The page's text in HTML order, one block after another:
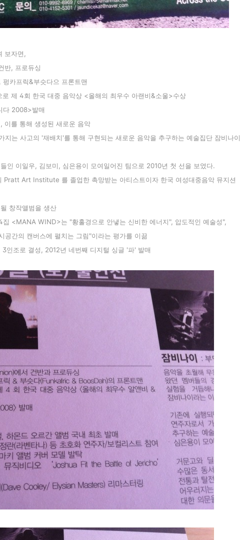
보자면 ,
반, 프로듀싱
프릭&부슷다으 프론트맨
제 4회 한국 대중 음악상 <올해의 최우수 아랜비&소울>수상
2008>발매
이를 통해 생성된 새로운 음악
고의 '재배치'를 통해 구현되는 새로운 음악을 추구하는 예술집단 잠비나이
인 이일우, 김보미, 심은용이 모여일어진 팀으로 2010년 첫 선을 보였다.
Art Institute 를 졸업한 촉망받는 아티스트이자 한국 여성대중음악 뮤지션
창작앨범을 생산
집 <MANA WIND>는 "황홀경으로 안냏는 신비한 에너지", 압도적인 예술성",
공간의 캔버스에 펼치는 그림"이라는 평가를 이끎
인조로 결성, 2012년 네번째 디지털 싱글 '파' 발매